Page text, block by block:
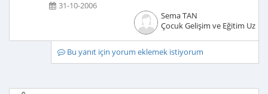
31-10-2006
Sema TAN
Çocuk Gelişim ve Eğitim
Bu yanıt için yorum eklemek istiyorum